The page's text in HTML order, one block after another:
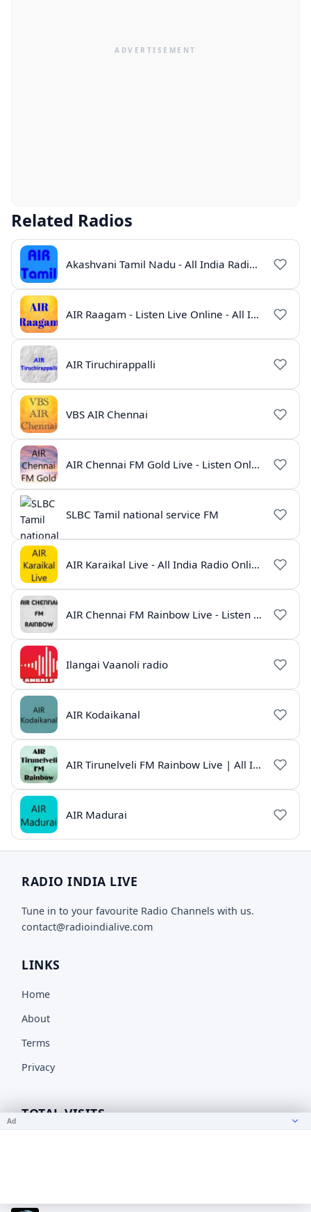
Related Radios
Akashvani Tamil Nadu - All India Radio Live Online
AIR Raagam - Listen Live Online - All India Radio
AIR Tiruchirappalli
VBS AIR Chennai
AIR Chennai FM Gold Live - Listen Online | Radio India Live
SLBC Tamil national service FM
AIR Karaikal Live - All India Radio Online
AIR Chennai FM Rainbow Live - Listen Online
Ilangai Vaanoli radio
AIR Kodaikanal
AIR Tirunelveli FM Rainbow Live | All India Radio Tamil
AIR Madurai
RADIO INDIA LIVE
Tune in to your favourite Radio Channels with us.
contact@radioindialive.com
LINKS
Home
About
Terms
Privacy
TOTAL VISITS
© 2026radioindialive.com
Ad